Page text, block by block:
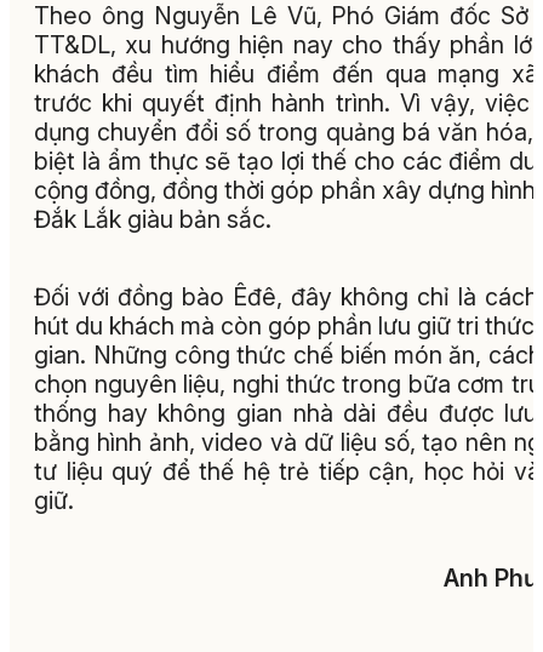
Theo ông Nguyễn Lê Vũ, Phó Giám đốc Sở
TT&DL, xu hướng hiện nay cho thấy phần
khách đều tìm hiểu điểm đến qua mạng
trước khi quyết định hành trình. Vì vậy, việc
dụng chuyển đổi số trong quảng bá văn hóa,
biệt là ẩm thực sẽ tạo lợi thế cho các điểm du
cộng đồng, đồng thời góp phần xây dựng hình
Đắk Lắk giàu bản sắc.
Đối với đồng bào Êđê, đây không chỉ là
hút du khách mà còn góp phần lưu giữ tri thức
gian. Những công thức chế biến món ăn,
chọn nguyên liệu, nghi thức trong bữa cơm
thống hay không gian nhà dài đều được
bằng hình ảnh, video và dữ liệu số, tạo nên
tư liệu quý để thế hệ trẻ tiếp cận, học hỏi
giữ.
Anh